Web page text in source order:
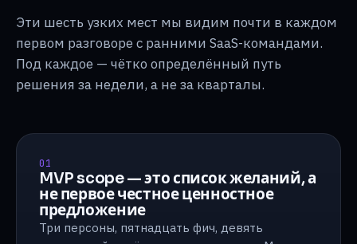
Эти шесть узких мест мы видим почти в каждом
первом разговоре с ранними SaaS-командами.
Под каждое — чётко определённый путь
решения за недели, а не за кварталы.
01
MVP scope — это список желаний, а
не первое честное ценностное
предложение
Три персоны, пятнадцать фич, девять